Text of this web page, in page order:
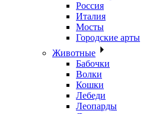
Россия
Италия
Мосты
Городские арты
Животные
Бабочки
Волки
Кошки
Лебеди
Леопарды